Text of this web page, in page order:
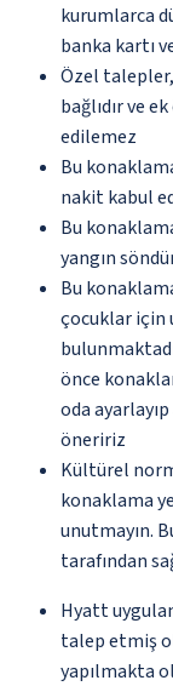
kurumlarca
banka kartı
Özel
bağlıdır ve
edilemez
Bu
nakit kabul
Bu
yangın
Bu
çocuklar için
önce
oda
öneririz
Kültürel
konaklama
unutmayın.
tarafından
Hyatt
talep etmiş
yapılmakta